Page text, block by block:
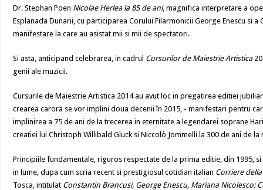
Dr. Stephan Poen Nicolae Herlea la 85 de ani, magnifica interpretare a
Esplanada Dunarii, cu participarea Corului Filarmonicii George Enescu si
manifestare la care au asistat mii si mii de spectatori.
Si asta, anticipand celebrarea, in cadrul Cursurilor de Maiestrie Artistica
genii ale muzicii.
Cursurile de Maiestrie Artistica 2014 au avut loc in pregatirea editiei
crearea carora se vor implini doua decenii în 2015, - manifestari pentru
implinirea a 75 de ani de la trecerea in eternitate a legendarei soprane
creatiei lui Christoph Willibald Gluck si Niccolò Jommelli la 300 de ani de
Principiile fundamentale, riguros respectate de la prima editie, din 1995,
in lume, dupa cum scria recent si prestigiosul cotidian italian Corriere della
Tosca, intitulat Constantin Brancusi, George Enescu, Mariana Nicolesco: